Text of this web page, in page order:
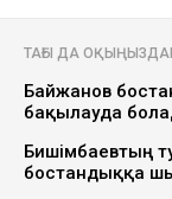
ТАҒЫ ДА
Байжанов
бақылауда
Бишімбаевтың
бостандыққа